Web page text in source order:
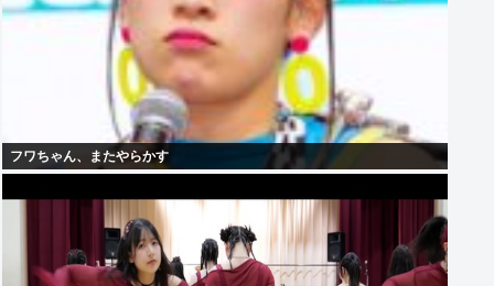
フワちゃん、またやらかす